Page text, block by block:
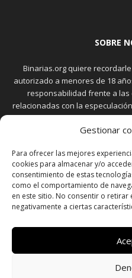
Gestionar
Para ofrecer las mejores
cookies para almacenar y/o
consentimiento de estas
como el comportamiento de
en este sitio. No consentir o
negativamente a ciertas
SOBRE
Binarias.org quiere
autorizado a menores de 18
responsabilidad frente a
relacionadas con la
El trading en el mercado de
elevados. Usted debe